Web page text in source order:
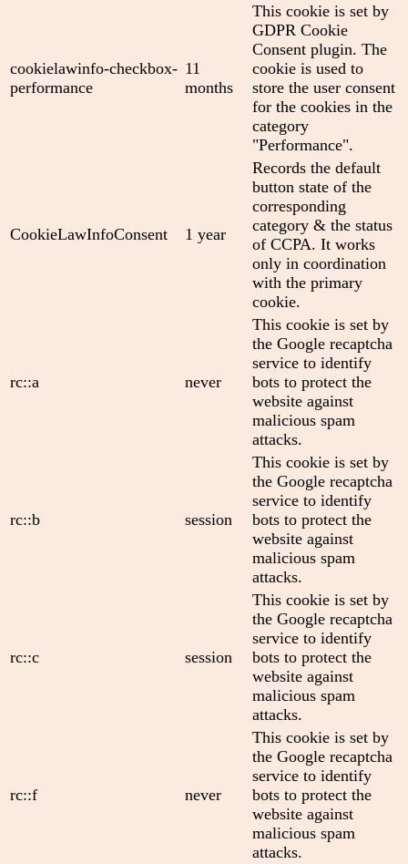
cookielawinfo-checkbox-
performance
11
months
This cookie is set by
GDPR Cookie
Consent plugin. The
cookie is used to
store the user consent
for the cookies in the
category
"Performance".
CookieLawInfoConsent 1 year
Records the default
button state of the
corresponding
category & the status
of CCPA. It works
only in coordination
with the primary
cookie.
rc::a never
This cookie is set by
the Google recaptcha
service to identify
bots to protect the
website against
malicious spam
attacks.
rc::b session
This cookie is set by
the Google recaptcha
service to identify
bots to protect the
website against
malicious spam
attacks.
rc::c session
This cookie is set by
the Google recaptcha
service to identify
bots to protect the
website against
malicious spam
attacks.
rc::f never
This cookie is set by
the Google recaptcha
service to identify
bots to protect the
website against
malicious spam
attacks.